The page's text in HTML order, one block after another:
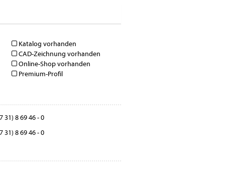
Katalog vorhanden
CAD-Zeichnung vorhanden
Online-Shop vorhanden
Premium-Profil
31) 8 69 46 - 0
31) 8 69 46 - 0